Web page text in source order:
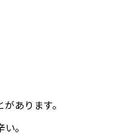
あります。
。